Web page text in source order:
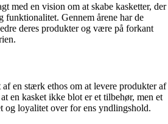
med en vision om at skabe kasketter, der
funktionalitet. Gennem årene har de
deres produkter og være på forkant
en stærk ethos om at levere produkter af
en kasket ikke blot er et tilbehør, men et
og loyalitet over for ens yndlingshold.